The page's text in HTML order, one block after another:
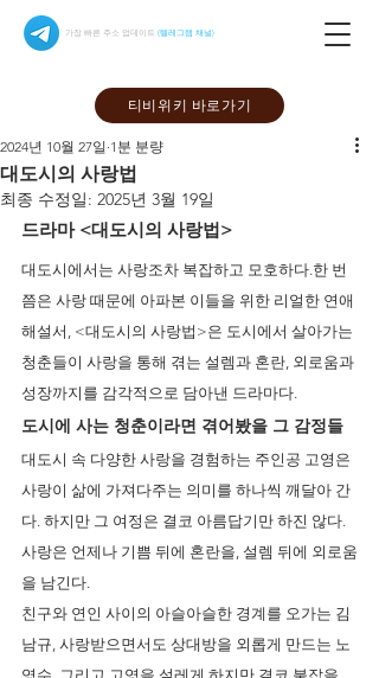
가장 빠른 주소 업데이트 (텔레그램 채널)
티비위키 바로가기
대도시의 사랑법
2024년 10월 27일 1분 분량
최종 수정일: 2025년 3월 19일
드라마 <대도시의 사랑법>
대도시에서는 사랑조차 복잡하고 모호하다.한 번
쯤은 사랑 때문에 아파본 이들을 위한 리얼한 연애
해설서, <대도시의 사랑법>은 도시에서 살아가는
청춘들이 사랑을 통해 겪는 설렘과 혼란, 외로움과
성장까지를 감각적으로 담아낸 드라마다.
도시에 사는 청춘이라면 겪어봤을 그 감정들
대도시 속 다양한 사랑을 경험하는 주인공 고영은
사랑이 삶에 가져다주는 의미를 하나씩 깨달아 간
다. 하지만 그 여정은 결코 아름답기만 하진 않다.
사랑은 언제나 기쁨 뒤에 혼란을, 설렘 뒤에 외로움
을 남긴다.
친구와 연인 사이의 아슬아슬한 경계를 오가는 김
남규, 사랑받으면서도 상대방을 외롭게 만드는 노